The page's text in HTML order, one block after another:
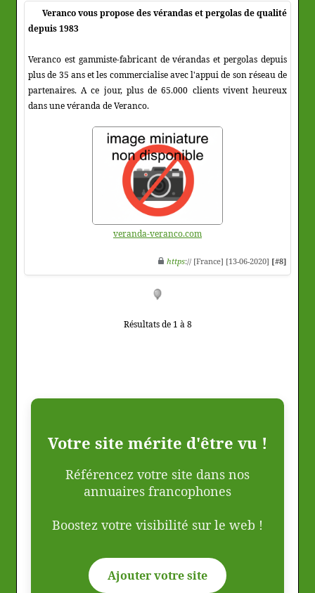
Veranco vous propose des vérandas et pergolas de qualité
depuis 1983
Veranco est gammiste-fabricant de vérandas et pergolas depuis
plus de 35 ans et les commercialise avec l'appui de son réseau de
partenaires. A ce jour, plus de 65.000 clients vivent heureux
dans une véranda de Veranco.
veranda-veranco.com
https:// [France] [13-06-2020] [#8]
Résultats de 1 à 8
Votre site mérite d'être vu !
Référencez votre site dans nos
annuaires francophones
Boostez votre visibilité sur le web !
Ajouter votre site